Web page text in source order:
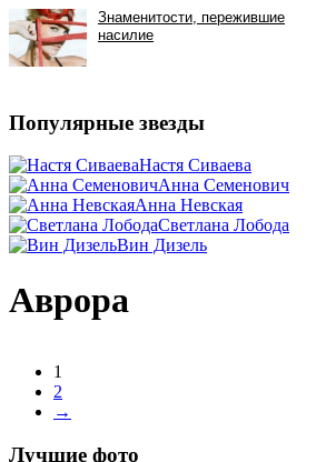
Популярные звезды
Настя Сиваева
Анна Семенович
Анна Невская
Светлана Лобода
Вин Дизель
Аврора
1
2
→
Лучшие фото